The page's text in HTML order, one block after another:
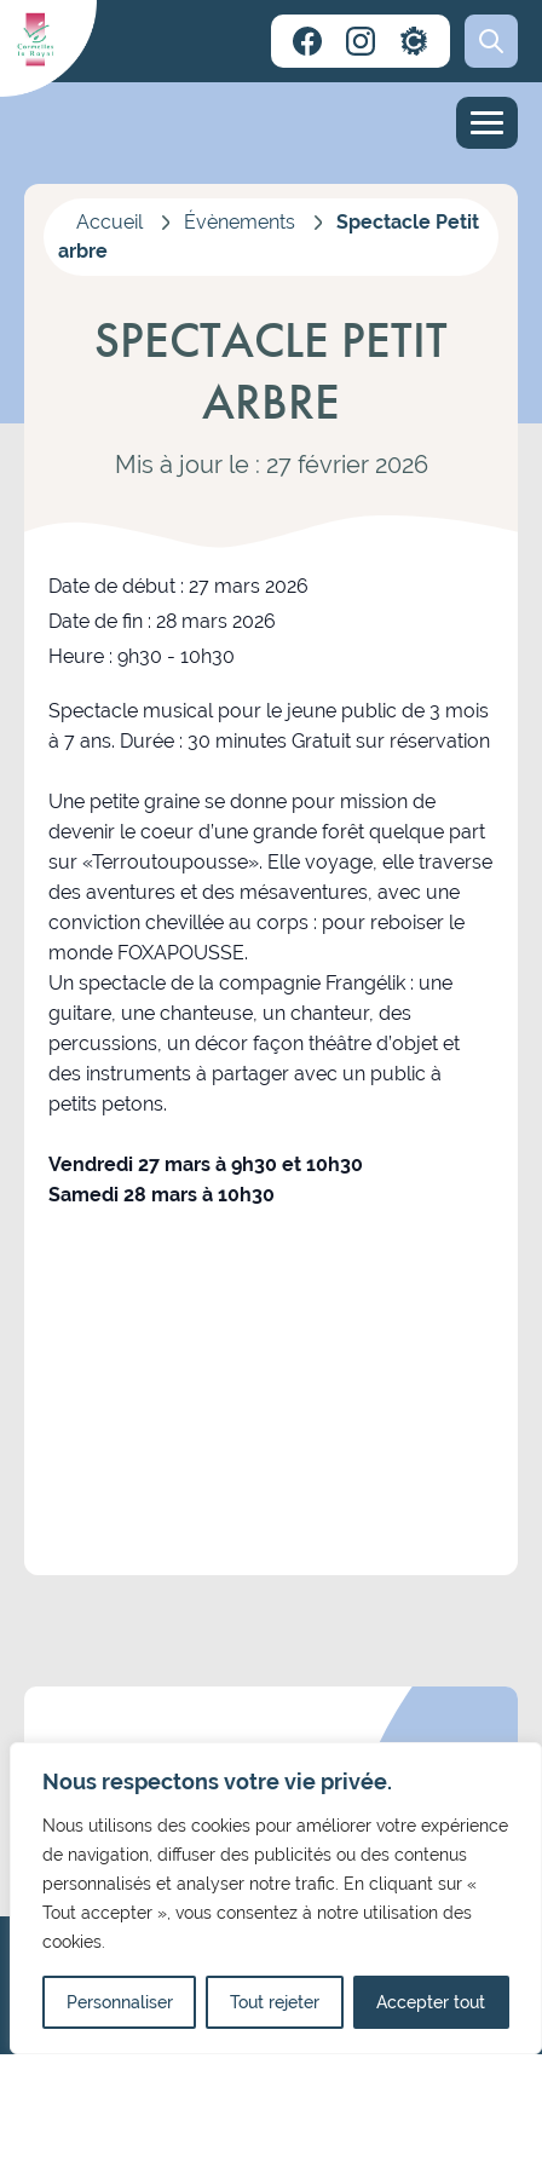
Nous respectons votre vie privée.
Nous utilisons des cookies pour améliorer votre expérience
de navigation, diffuser des publicités ou des contenus
personnalisés et analyser notre trafic. En cliquant sur «
Tout accepter », vous consentez à notre utilisation des
cookies.
Personnaliser Tout rejeter Accepter tout
Accueil Évènements
Spectacle Petit
arbre
SPECTACLE PETIT
ARBRE
Mis à jour le : 27 février 2026
Date de début : 27 mars 2026
Date de fin : 28 mars 2026
Heure : 9h30 - 10h30
Spectacle musical pour le jeune public de 3 mois
à 7 ans. Durée : 30 minutes Gratuit sur réservation
Une petite graine se donne pour mission de
devenir le coeur d’une grande forêt quelque part
sur «Terroutoupousse». Elle voyage, elle traverse
des aventures et des mésaventures, avec une
conviction chevillée au corps : pour reboiser le
monde FOXAPOUSSE.
Un spectacle de la compagnie Frangélik : une
guitare, une chanteuse, un chanteur, des
percussions, un décor façon théâtre d’objet et
des instruments à partager avec un public à
petits petons.
Vendredi 27 mars à 9h30 et 10h30
Samedi 28 mars à 10h30
CONTACT
20 rue de l'Eglise 14123, Cormelles Le Royal
02 31 52 12 29
mairie@cormellesleroyal.fr
HORAIRES D'OUVERTURE
Du lundi au vendredi